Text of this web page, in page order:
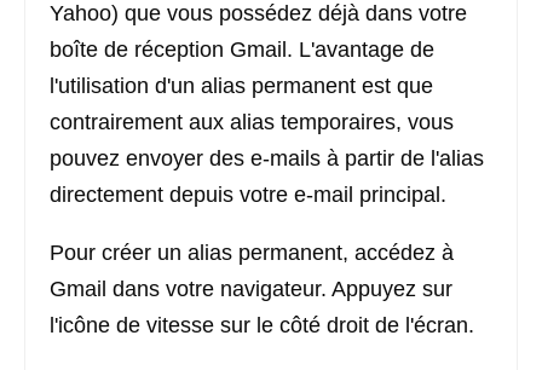
Yahoo) que vous possédez déjà dans votre
boîte de réception Gmail. L'avantage de
l'utilisation d'un alias permanent est que
contrairement aux alias temporaires, vous
pouvez envoyer des e-mails à partir de l'alias
directement depuis votre e-mail principal.
Pour créer un alias permanent, accédez à
Gmail dans votre navigateur. Appuyez sur
l'icône de vitesse sur le côté droit de l'écran.